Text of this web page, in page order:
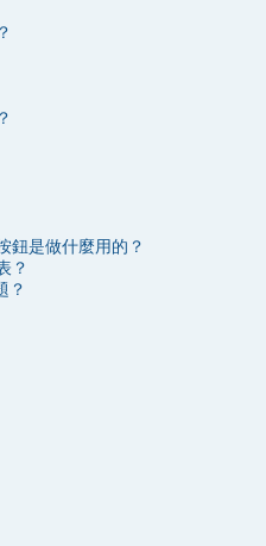
鈕是做什麼用的？
？
？